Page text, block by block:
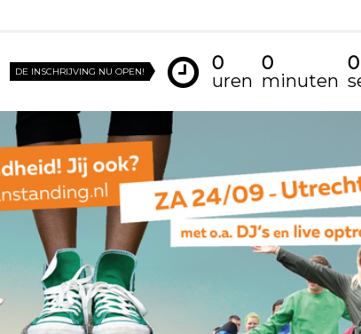
DE INSCHRIJVING NU OPEN!
0
uren
0
minuten
0